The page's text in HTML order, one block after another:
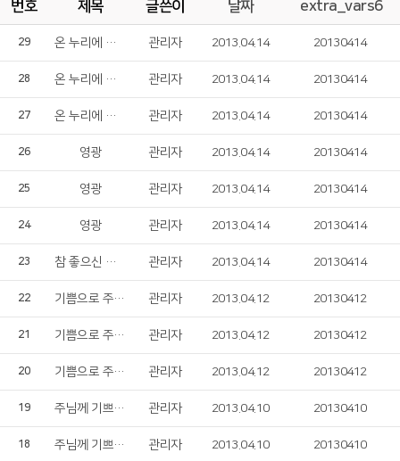
번호 제목 글쓴이 날짜 extra_vars6
29 온 누리에 기쁨 넘치네 관리자 2013.04.14 20130414
28 온 누리에 기쁨 넘치네 관리자 2013.04.14 20130414
27 온 누리에 기쁨 넘치네 관리자 2013.04.14 20130414
26 영광 관리자 2013.04.14 20130414
25 영광 관리자 2013.04.14 20130414
24 영광 관리자 2013.04.14 20130414
23 참 좋으신 주님 관리자 2013.04.14 20130414
22 기쁨으로 주님을 찬양해 관리자 2013.04.12 20130412
21 기쁨으로 주님을 찬양해 관리자 2013.04.12 20130412
20 기쁨으로 주님을 찬양해 관리자 2013.04.12 20130412
19 주님께 기쁘게 찬양하라 관리자 2013.04.10 20130410
18 주님께 기쁘게 찬양하라 관리자 2013.04.10 20130410